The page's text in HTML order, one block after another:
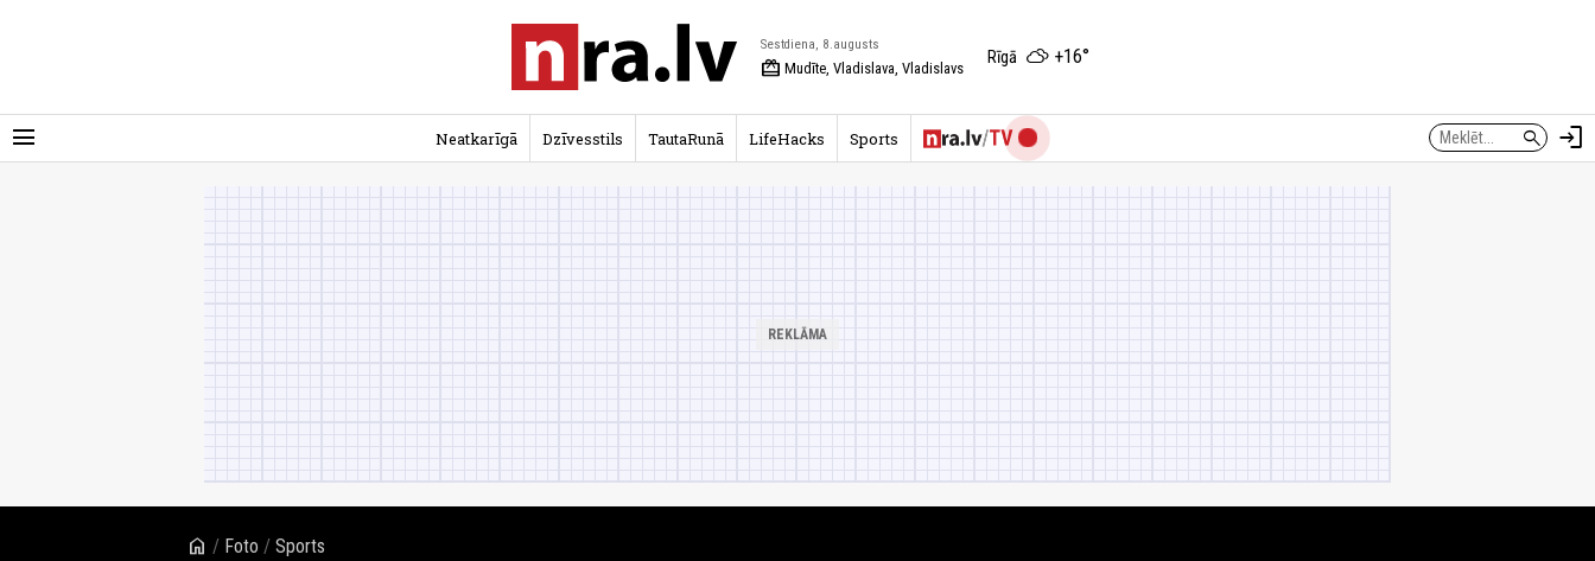
menu
Sestdiena, 8.augusts
redeem Mudīte, Vladislava, Vladislavs
Rīgā +16°
search login
Neatkarīgā Dzīvesstils TautaRunā LifeHacks Sports
home / Foto / Sports